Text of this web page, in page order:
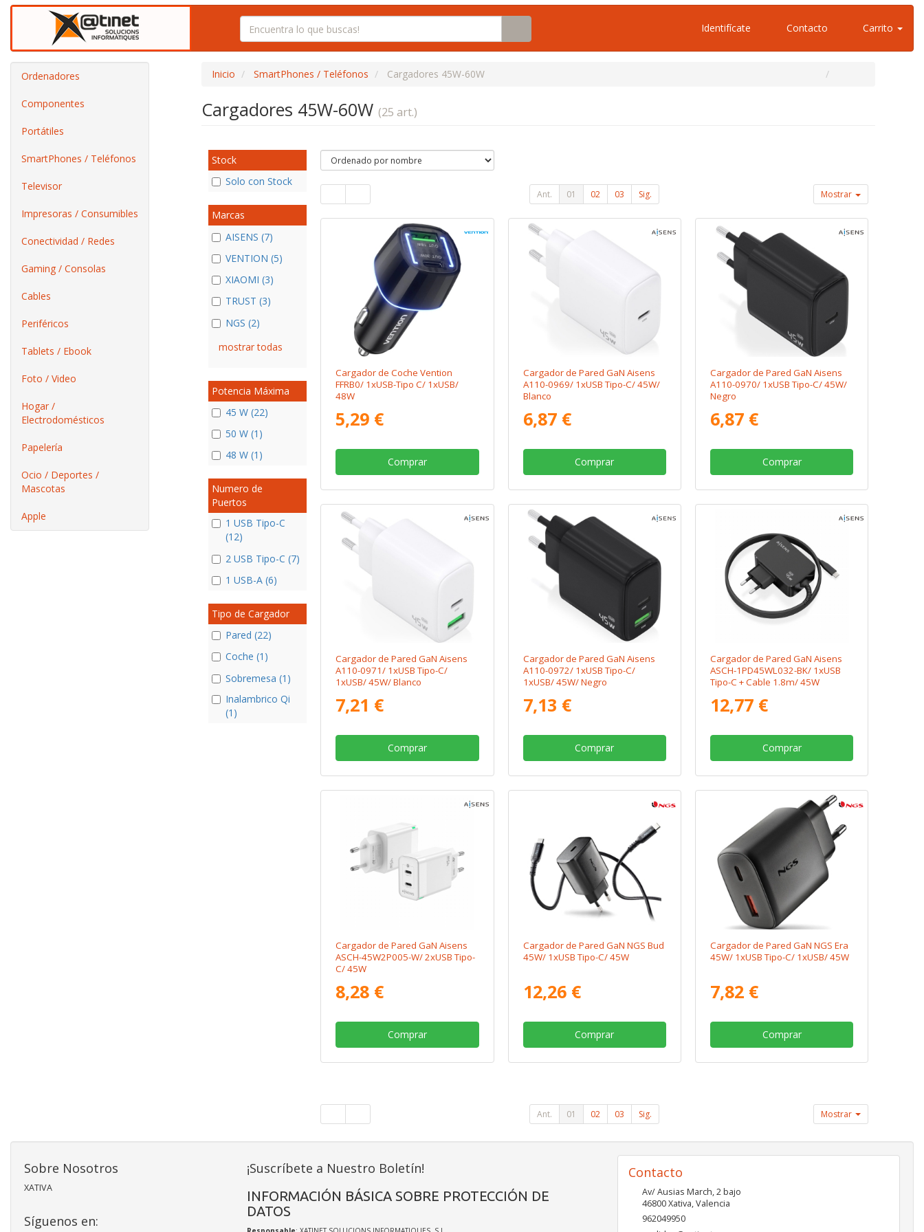
Identifícate Contacto Carrito
Ordenadores
Componentes
Portátiles
SmartPhones / Teléfonos
Televisor
Impresoras / Consumibles
Conectividad / Redes
Gaming / Consolas
Cables
Periféricos
Tablets / Ebook
Foto / Video
Hogar /
Electrodomésticos
Papelería
Ocio / Deportes /
Mascotas
Apple
Inicio SmartPhones / Teléfonos Cargadores 45W-60W
Cargadores 45W-60W (25 art.)
Stock
Solo con Stock
Marcas
AISENS (7)
VENTION (5)
XIAOMI (3)
TRUST (3)
NGS (2)
mostrar todas
Potencia Máxima
45 W (22)
50 W (1)
48 W (1)
Numero de
Puertos
1 USB Tipo-C
(12)
2 USB Tipo-C (7)
1 USB-A (6)
Tipo de Cargador
Pared (22)
Coche (1)
Sobremesa (1)
Inalambrico Qi
(1)
Ant. 01 02 03 Sig. Mostrar
Cargador de Coche Vention
FFRB0/ 1xUSB-Tipo C/ 1xUSB/
48W
5,29 €
Comprar
Cargador de Pared GaN Aisens
A110-0969/ 1xUSB Tipo-C/ 45W/
Blanco
6,87 €
Comprar
Cargador de Pared GaN Aisens
A110-0970/ 1xUSB Tipo-C/ 45W/
Negro
6,87 €
Comprar
Cargador de Pared GaN Aisens
A110-0971/ 1xUSB Tipo-C/
1xUSB/ 45W/ Blanco
7,21 €
Comprar
Cargador de Pared GaN Aisens
A110-0972/ 1xUSB Tipo-C/
1xUSB/ 45W/ Negro
7,13 €
Comprar
Cargador de Pared GaN Aisens
ASCH-1PD45WL032-BK/ 1xUSB
Tipo-C + Cable 1.8m/ 45W
12,77 €
Comprar
Cargador de Pared GaN Aisens
ASCH-45W2P005-W/ 2xUSB Tipo-
C/ 45W
8,28 €
Comprar
Cargador de Pared GaN NGS Bud
45W/ 1xUSB Tipo-C/ 45W
12,26 €
Comprar
Cargador de Pared GaN NGS Era
45W/ 1xUSB Tipo-C/ 1xUSB/ 45W
7,82 €
Comprar
Ant. 01 02 03 Sig. Mostrar
Sobre Nosotros
XATIVA
Síguenos en:
¡Suscríbete a Nuestro Boletín!
INFORMACIÓN BÁSICA SOBRE PROTECCIÓN DE
DATOS
Contacto
Av/ Ausias March, 2 bajo
46800Xativa,Valencia
962049950